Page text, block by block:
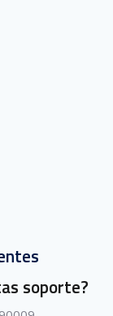
soporte?